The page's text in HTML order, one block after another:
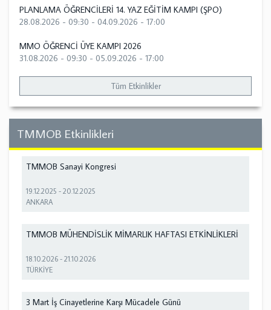
PLANLAMA ÖĞRENCİLERİ 14. YAZ EĞİTİM KAMPI (ŞPO)
28.08.2026 - 09:30 - 04.09.2026 - 17:00
MMO ÖĞRENCİ ÜYE KAMPI 2026
31.08.2026 - 09:30 - 05.09.2026 - 17:00
Tüm Etkinlikler
TMMOB Etkinlikleri
TMMOB Sanayi Kongresi
19.12.2025 -20.12.2025
ANKARA
TMMOB MÜHENDİSLİK MİMARLIK HAFTASI ETKİNLİKLERİ
18.10.2026 -21.10.2026
TÜRKİYE
3 Mart İş Cinayetlerine Karşı Mücadele Günü